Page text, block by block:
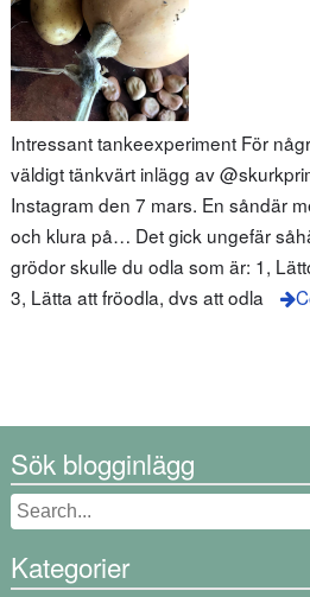
Intressant tankeexperiment För
väldigt tänkvärt inlägg av
Instagram den 7 mars. En såndär
och klura på… Det gick ungefär
grödor skulle du odla som är: 1,
3, Lätta att fröodla, dvs att odla
Sök blogginlägg
Kategorier